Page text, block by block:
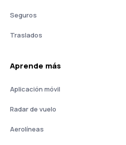
Seguros
Traslados
Aprende más
Aplicación móvil
Radar de vuelo
Aerolíneas